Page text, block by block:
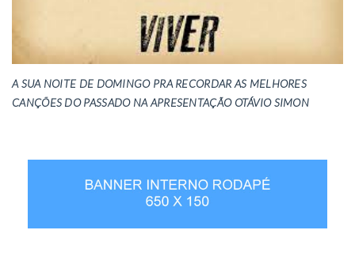
A SUA NOITE DE DOMINGO PRA RECORDAR AS MELHORES
CANÇÕES DO PASSADO NA APRESENTAÇÃO OTÁVIO SIMON